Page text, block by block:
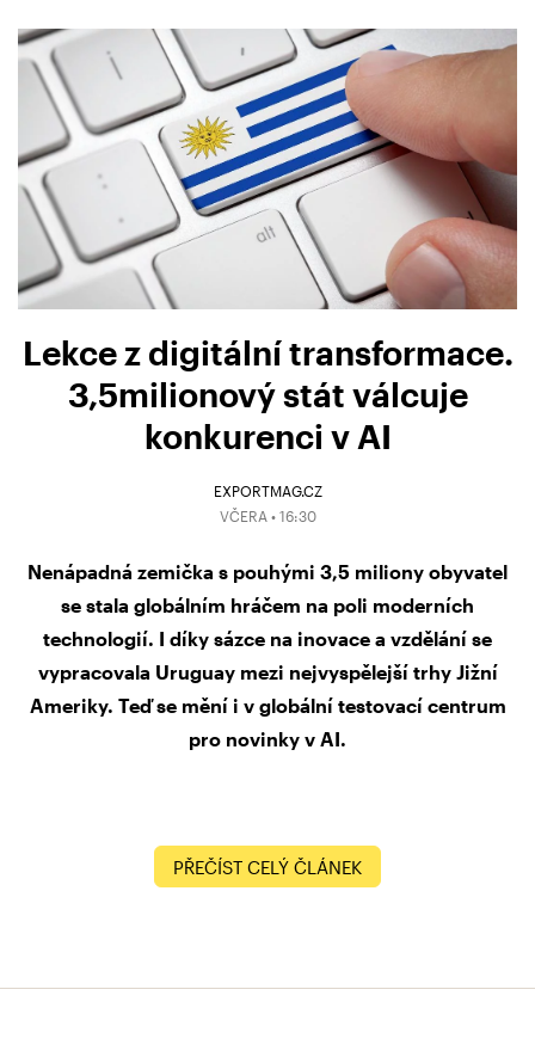
Lekce z digitální transformace.
3,5milionový stát válcuje
konkurenci v AI
EXPORTMAG.CZ
VČERA • 16:30
Nenápadná zemička s pouhými 3,5 miliony obyvatel
se stala globálním hráčem na poli moderních
technologií. I díky sázce na inovace a vzdělání se
vypracovala Uruguay mezi nejvyspělejší trhy Jižní
Ameriky. Teď se mění i v globální testovací centrum
pro novinky v AI.
PŘEČÍST CELÝ ČLÁNEK